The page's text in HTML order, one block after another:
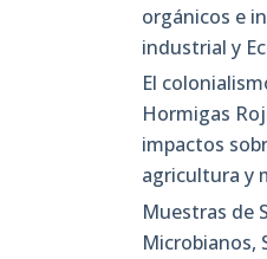
orgánicos e
industrial y
El
Hormigas
impactos
agricultura y
Muestras de
Microbianos,